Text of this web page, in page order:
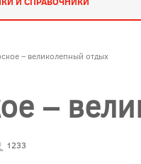
– великолепный отдых
–
1233